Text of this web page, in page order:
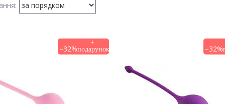
–32% –32%